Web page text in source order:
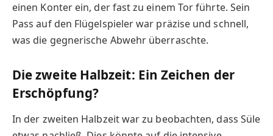
einen Konter ein, der fast zu einem Tor führte. Sein
Pass auf den Flügelspieler war präzise und schnell,
was die gegnerische Abwehr überraschte.
Die zweite Halbzeit: Ein Zeichen der
Erschöpfung?
In der zweiten Halbzeit war zu beobachten, dass Süle